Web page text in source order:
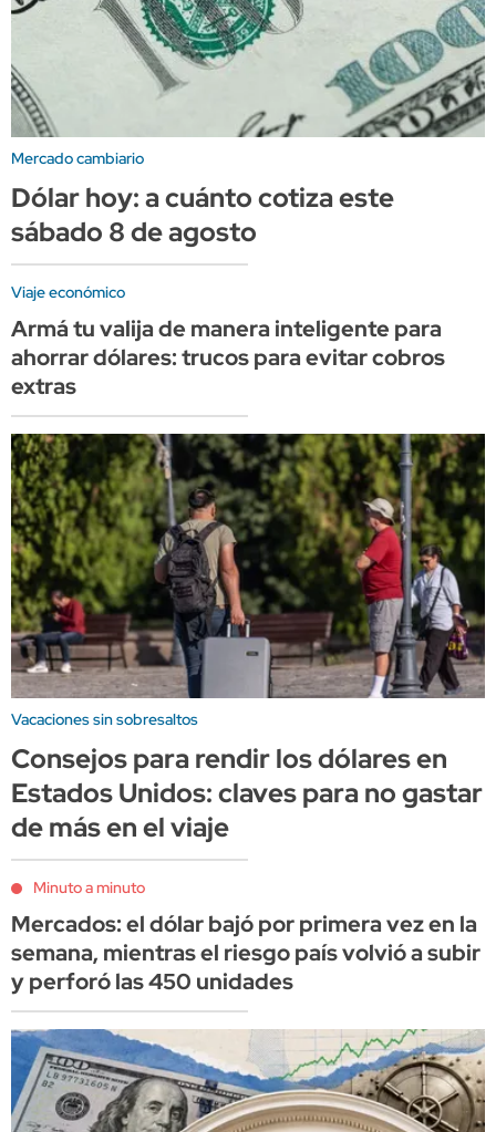
Mercado cambiario
Dólar hoy: a cuánto cotiza este
sábado 8 de agosto
Viaje económico
Armá tu valija de manera inteligente para
ahorrar dólares: trucos para evitar cobros
extras
Vacaciones sin sobresaltos
Consejos para rendir los dólares en
Estados Unidos: claves para no gastar
de más en el viaje
Minuto a minuto
Mercados: el dólar bajó por primera vez en la
semana, mientras el riesgo país volvió a subir
y perforó las 450 unidades